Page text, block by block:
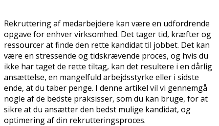
Rekruttering af medarbejdere kan være en udfordrende
opgave for enhver virksomhed. Det tager tid, kræfter og
ressourcer at finde den rette kandidat til jobbet. Det kan
være en stressende og tidskrævende proces, og hvis du
ikke har taget de rette tiltag, kan det resultere i en dårlig
ansættelse, en mangelfuld arbejdsstyrke eller i sidste
ende, at du taber penge. I denne artikel vil vi gennemgå
nogle af de bedste praksisser, som du kan bruge, for at
sikre at du ansætter den bedst mulige kandidat, og
optimering af din rekrutteringsproces.